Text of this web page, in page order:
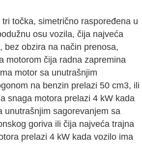
točka, simetrično raspoređena u
osu vozila, čija najveća
bez obzira na način prenosa,
motorom čija radna zapremina
motor sa unutrašnjim
na benzin prelazi 50 cm3, ili
snaga motora prelazi 4 kW kada
unutrašnjim sagorevanjem sa
goriva ili čija najveća trajna
prelazi 4 kW kada vozilo ima